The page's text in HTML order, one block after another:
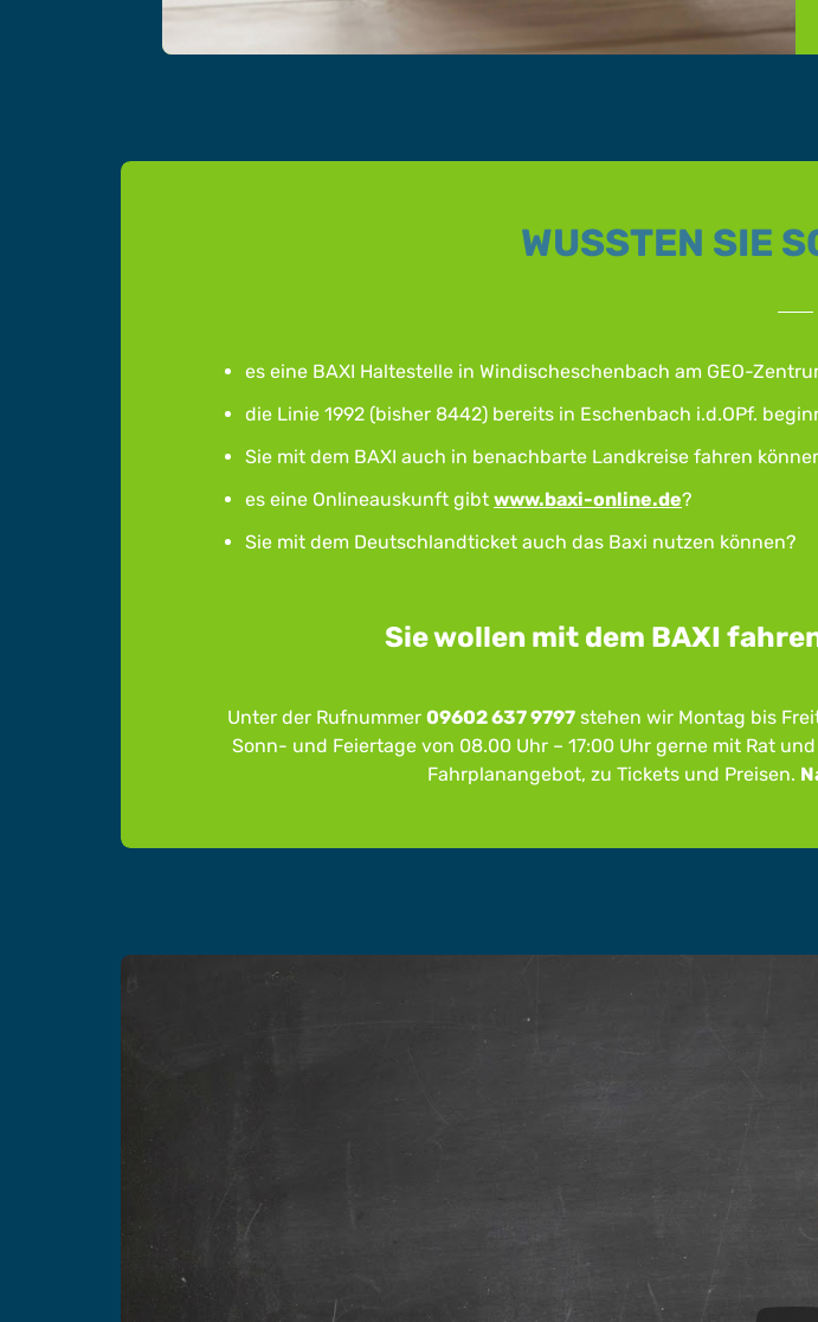
WUSSTEN SIE
es eine BAXI Haltestelle in Windischeschenbach am GEO-
die Linie 1992 (bisher 8442) bereits in Eschenbach i.d.OPf.
Sie mit dem BAXI auch in benachbarte Landkreise fahren
es eine Onlineauskunft gibt www.baxi-online.de?
Sie mit dem Deutschlandticket auch das Baxi nutzen können?
Sie wollen mit dem BAXI
Unter der Rufnummer 09602 637 9797 stehen wir Montag bis
Sonn- und Feiertage von 08.00 Uhr – 17:00 Uhr gerne mit Rat
Fahrplanangebot, zu Tickets und Preisen.